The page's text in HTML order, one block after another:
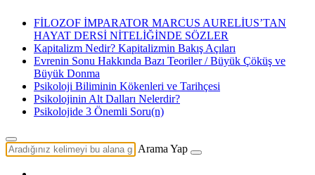
FİLOZOF İMPARATOR MARCUS AURELİUS’TAN
HAYAT DERSİ NİTELİĞİNDE SÖZLER
Kapitalizm Nedir? Kapitalizmin Bakış Açıları
Evrenin Sonu Hakkında Bazı Teoriler / Büyük Çöküş ve
Büyük Donma
Psikoloji Biliminin Kökenleri ve Tarihçesi
Psikolojinin Alt Dalları Nelerdir?
Psikolojide 3 Önemli Soru(n)
Arama Yap